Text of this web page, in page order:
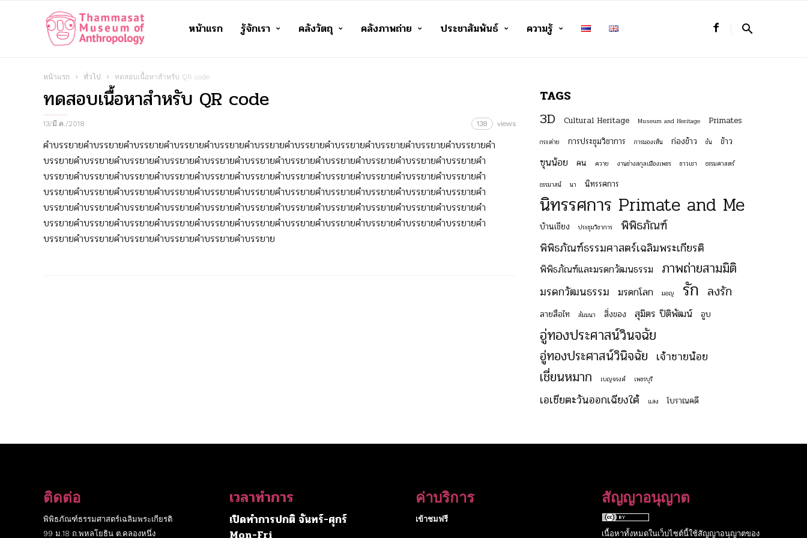
Thammasat
Museum
Anthropology
หน้าแรก รู้จักเรา คลังวัตถุ คลังภาพถ่าย ประชาสัมพันธ์ ความรู้
หน้าแรก ทั่วไป ทดสอบเนื้อหาสำหรับ QR code
ทดสอบเนื้อหาสำหรับ QR code
13/มี.ค./2018 138 views
คำบรรยายคำบรรยายคำบรรยายคำบรรยายคำบรรยายคำบรรยายคำบรรยายคำบรรยายคำบรรยายคำบรรยายคำบรรยายคำ
บรรยายคำบรรยายคำบรรยายคำบรรยายคำบรรยายคำบรรยายคำบรรยายคำบรรยายคำบรรยายคำบรรยายคำบรรยายคำ
บรรยายคำบรรยายคำบรรยายคำบรรยายคำบรรยายคำบรรยายคำบรรยายคำบรรยายคำบรรยายคำบรรยายคำบรรยายคำ
บรรยายคำบรรยายคำบรรยายคำบรรยายคำบรรยายคำบรรยายคำบรรยายคำบรรยายคำบรรยายคำบรรยายคำบรรยายคำ
บรรยายคำบรรยายคำบรรยายคำบรรยายคำบรรยายคำบรรยายคำบรรยายคำบรรยายคำบรรยายคำบรรยายคำบรรยายคำ
บรรยายคำบรรยายคำบรรยายคำบรรยายคำบรรยายคำบรรยายคำบรรยายคำบรรยายคำบรรยายคำบรรยายคำบรรยายคำ
บรรยายคำบรรยายคำบรรยายคำบรรยายคำบรรยายคำบรรยาย
TAGS
3D Cultural Heritage Museum and Heritage Primates
กระต่าย การประชุมวิชาการ การมองเห็น ก่องข้าว ขัน ข้าว
ฃุนน้อย คน ควาย งานช่างสกุลเมืองเพชร ชาวเขา ธรรมศาสตร์
ธรรมาสน์ นา นิทรรศการ
นิทรรศการ Primate and Me
บ้านเชียง ประชุมวิชาการ พิพิธภัณฑ์
พิพิธภัณฑ์ธรรมศาสตร์เฉลิมพระเกียรติ
พิพิธภัณฑ์และมรดกวัฒนธรรม ภาพถ่ายสามมิติ
มรดกวัฒนธรรม มรดกโลก มอญ รัก ลงรัก
ลายสือไท สัมมนา สิ่งของ สุมิตร ปิติพัฒน์ อูบ
อู่ทองประศาสน์วินจฉัย
อู่ทองประศาสน์วินิจฉัย เจ้าชายน้อย
เชี่ยนหมาก เบญจรงค์ เพชรบุรี
เอเชียตะวันออกเฉียงใต้ แสง โบราณคดี
ติดต่อ
พิพิธภัณฑ์ธรรมศาสตร์เฉลิมพระเกียรติ
99 ม.18 ถ.พหลโยธิน ต.คลองหนึ่ง
เวลาทำการ
เปิดทำการปกติ จันทร์-ศุกร์
ค่าบริการ
เข้าชมฟรี
สัญญาอนุญาต
เนื้อหาทั้งหมดในเว็บไซต์นี้ใช้สัญญาอนุญาตของ